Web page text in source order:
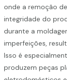
onde a remoção
integridade do
durante a
imperfeições,
Isso é
produzem peças